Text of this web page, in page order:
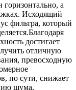
а
Исходящий
фильтра, который
достигает
отличную
превосходную
по сути, снижает
шума,